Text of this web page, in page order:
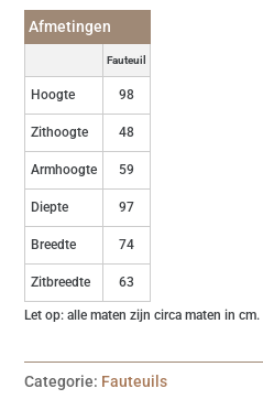
Afmetingen
Fauteuil
Hoogte 98
Zithoogte 48
Armhoogte 59
Diepte 97
Breedte 74
Zitbreedte 63
Let op: alle maten zijn circa maten in cm.
Categorie: Fauteuils